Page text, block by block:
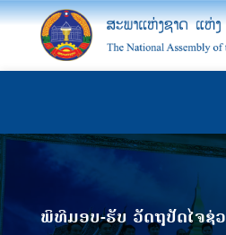
ພິທີມອບ-ຮັບ ວັດຖຸປັດໄຈຊ່